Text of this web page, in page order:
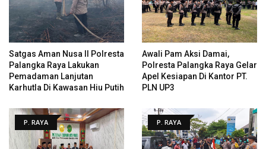
Satgas Aman Nusa II Polresta
Palangka Raya Lakukan
Pemadaman Lanjutan
Karhutla Di Kawasan Hiu Putih
Awali Pam Aksi Damai,
Polresta Palangka Raya Gelar
Apel Kesiapan Di Kantor PT.
PLN UP3
P. RAYA P. RAYA